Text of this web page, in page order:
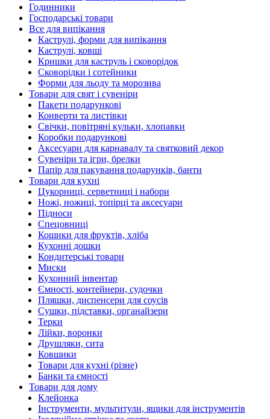
Годинники
Господарські товари
Все для випікання
Каструлі, форми для випікання
Каструлі, ковші
Кришки для каструль і сковорідок
Сковорідки і сотейники
Форми для льоду та морозива
Товари для свят і сувеніри
Пакети подарункові
Конверти та листівки
Свічки, повітряні кульки, хлопавки
Коробки подарункові
Аксесуари для карнавалу та святковий декор
Сувеніри та ігри, брелки
Папір для пакування подарунків, банти
Товари для кухні
Цукорниці, серветниці і набори
Ножі, ножиці, топірці та аксесуари
Підноси
Спецовниці
Кошики для фруктів, хліба
Кухонні дошки
Кондитерські товари
Миски
Кухонний інвентар
Ємності, контейнери, судочки
Пляшки, диспенсери для соусів
Сушки, підставки, органайзери
Терки
Лійки, воронки
Друшляки, сита
Ковшики
Товари для кухні (різне)
Банки та ємності
Товари для дому
Клейонка
Інструменти, мультитули, ящики для інструментів